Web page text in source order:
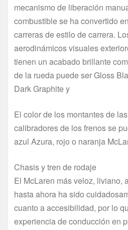
mecanismo de liberación
combustible se ha convertido
carreras de estilo de carrera.
aerodinámicos visuales
tienen un acabado brillante
de la rueda puede ser Gloss
Dark Graphite y
El color de los montantes de
calibradores de los frenos se
azul Azura, rojo o naranja
Chasis y tren de rodaje
El McLaren más veloz, liviano,
hasta ahora ha sido
cuanto a accesibilidad, por lo
experiencia de conducción en